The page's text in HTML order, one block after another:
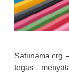
Satunama.org
tegas